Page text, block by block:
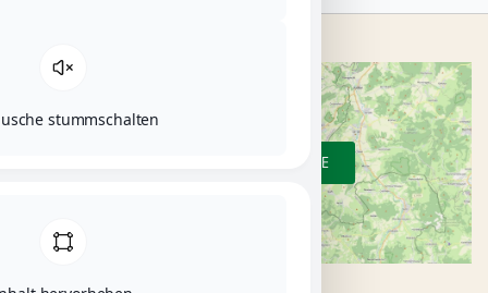
ZUR ÜBERSICHTSKARTE
stummschalten